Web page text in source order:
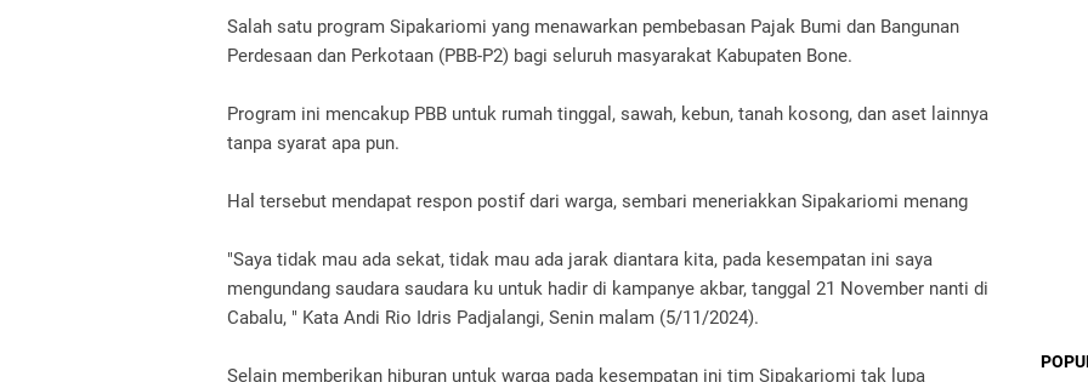
Salah satu program Sipakariomi yang menawarkan pembebasan Pajak Bumi dan Bangunan
Perdesaan dan Perkotaan (PBB-P2) bagi seluruh masyarakat Kabupaten Bone.
Program ini mencakup PBB untuk rumah tinggal, sawah, kebun, tanah kosong, dan aset lainnya
tanpa syarat apa pun.
Hal tersebut mendapat respon postif dari warga, sembari meneriakkan Sipakariomi menang
"Saya tidak mau ada sekat, tidak mau ada jarak diantara kita, pada kesempatan ini saya
mengundang saudara saudara ku untuk hadir di kampanye akbar, tanggal 21 November nanti di
Cabalu, " Kata Andi Rio Idris Padjalangi, Senin malam (5/11/2024).
Selain memberikan hiburan untuk warga pada kesempatan ini tim Sipakariomi tak lupa